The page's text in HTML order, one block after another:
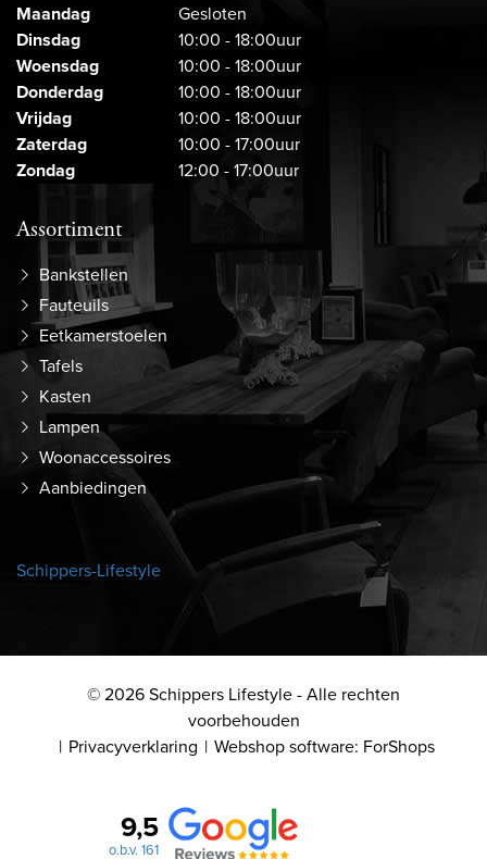
Maandag
Gesloten
Dinsdag
10:00 - 18:00uur
Woensdag
10:00 - 18:00uur
Donderdag
10:00 - 18:00uur
Vrijdag
10:00 - 18:00uur
Zaterdag
10:00 - 17:00uur
Zondag
12:00 - 17:00uur
Assortiment
Bankstellen
Fauteuils
Eetkamerstoelen
Tafels
Kasten
Lampen
Woonaccessoires
Aanbiedingen
Schippers-Lifestyle
© 2026 Schippers Lifestyle - Alle rechten
voorbehouden
Privacyverklaring
Webshop software: ForShops
9,5
o.b.v. 161